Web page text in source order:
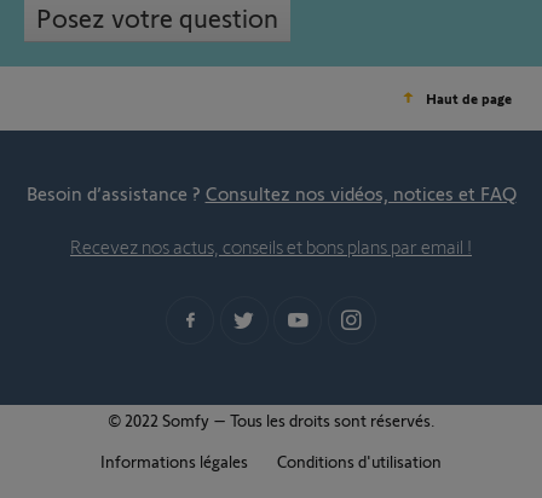
Posez votre question
Haut de page
Besoin d’assistance ? Consultez nos vidéos, notices et FAQ
Recevez nos actus, conseils et bons plans par email !
© 2022 Somfy – Tous les droits sont réservés.
Informations légales
Conditions d'utilisation